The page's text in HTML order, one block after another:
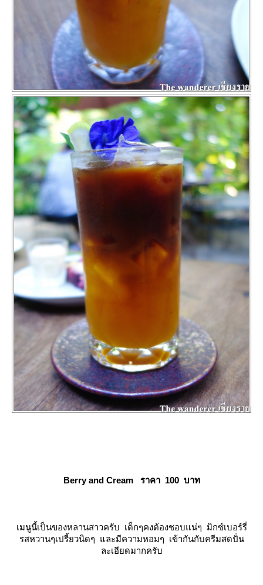
Berry and Cream ราคา 100 บาท
เมนูนี้เป็นของหลานสาวครับ เด็กๆคงต้องชอบแน่ๆ มิกซ์เบอร์รี่
รสหวานๆเปรี้ยวนิดๆ และมีความหอมๆ เข้ากันกับครีมสดปั่น
ละเอียดมากครับ